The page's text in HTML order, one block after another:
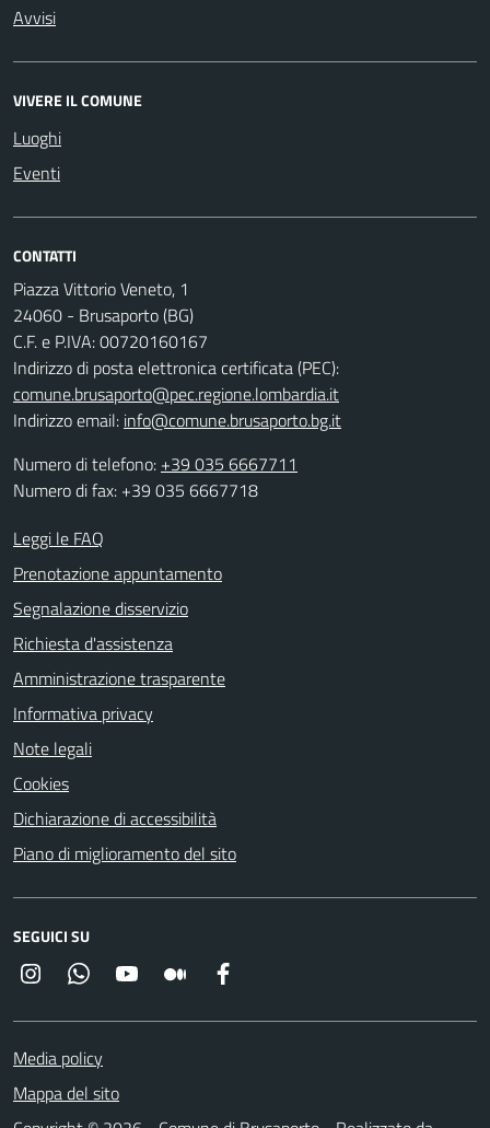
Avvisi
VIVERE IL COMUNE
Luoghi
Eventi
CONTATTI
Piazza Vittorio Veneto, 1
24060 - Brusaporto (BG)
C.F. e P.IVA: 00720160167
Indirizzo di posta elettronica certificata (PEC):
comune.brusaporto@pec.regione.lombardia.it
Indirizzo email: info@comune.brusaporto.bg.it
Numero di telefono: +39 035 6667711
Numero di fax: +39 035 6667718
Leggi le FAQ
Prenotazione appuntamento
Segnalazione disservizio
Richiesta d'assistenza
Amministrazione trasparente
Informativa privacy
Note legali
Cookies
Dichiarazione di accessibilità
Piano di miglioramento del sito
SEGUICI SU
InstagramWhatsappYouTube Medium
Media policy
Mappa del sito